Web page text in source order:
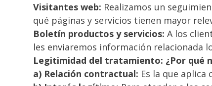
Visitantes web: Realizamos un
qué páginas y servicios tienen mayor
Boletín productos y servicios: A los
les enviaremos información relacionada
Legitimidad del tratamiento: ¿Por qué
a) Relación contractual: Es la que